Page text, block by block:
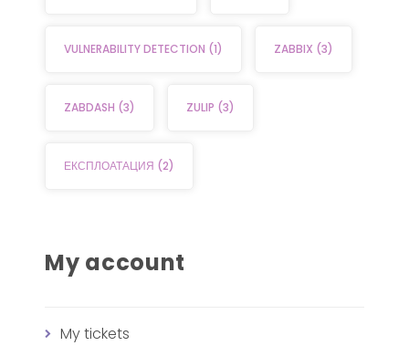
VULNERABILITY DETECTION (1) ZABBIX (3)
ZABDASH (3) ZULIP (3)
ЕКСПЛОАТАЦИЯ (2)
My account
My tickets